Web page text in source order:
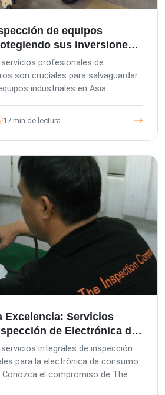
de equipos
sus inversiones
profesionales de
son cruciales para salvaguardar
industriales en Asia.
calidad alemanes y las soluciones
riesgos, garantizar el
la eficiencia de su cadena de
17 min de lectura
Excelencia: Servicios
de Electrónica de
integrales de inspección
para la electrónica de consumo
el compromiso de The